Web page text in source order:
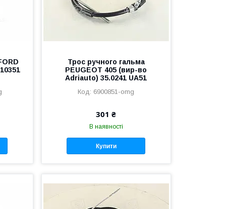
Трос ручного гальма
PEUGEOT 405 (вир-во
Adriauto) 35.0241 UA51
6900851-omg
301 ₴
В наявності
Купити